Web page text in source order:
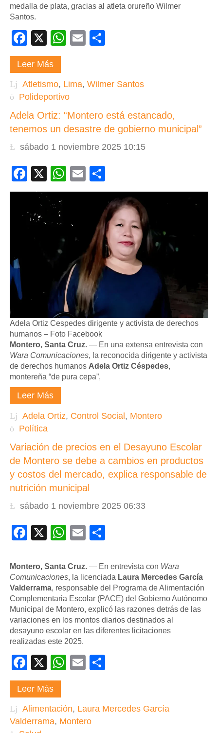
medalla de plata, gracias al atleta orureño Wilmer
Santos.
Facebook
X WhatsApp
Email
Leer Más
Atletismo, Lima, Wilmer Santos
Polideportivo
Adela Ortiz: “Montero está estancado,
tenemos un desastre de gobierno municipal”
sábado 1 noviembre 2025 10:15
Facebook
X WhatsApp
Email
Adela Ortiz Cespedes dirigente y activista de derechos
humanos – Foto Facebook
Montero, Santa Cruz. — En una extensa entrevista con
Wara Comunicaciones, la reconocida dirigente y activista
de derechos humanos Adela Ortiz Céspedes,
montereña “de pura cepa”,
Leer Más
Adela Ortiz, Control Social, Montero
Política
Variación de precios en el Desayuno Escolar
de Montero se debe a cambios en productos
y costos del mercado, explica responsable de
nutrición municipal
sábado 1 noviembre 2025 06:33
Facebook
X WhatsApp
Email
Montero, Santa Cruz. — En entrevista con Wara
Comunicaciones, la licenciada Laura Mercedes García
Valderrama, responsable del Programa de Alimentación
Complementaria Escolar (PACE) del Gobierno Autónomo
Municipal de Montero, explicó las razones detrás de las
variaciones en los montos diarios destinados al
desayuno escolar en las diferentes licitaciones
realizadas este 2025.
Facebook
X WhatsApp
Email
Leer Más
Alimentación, Laura Mercedes García
Valderrama, Montero